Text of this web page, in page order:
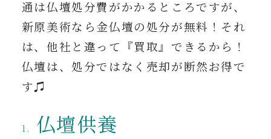
通は仏壇処分費がかかるところですが、
新原美術なら金仏壇の処分が無料！それ
は、他社と違って『買取』できるから！
仏壇は、処分ではなく売却が断然お得で
す♫
仏壇供養